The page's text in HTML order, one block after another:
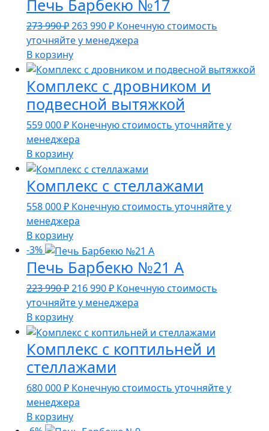
Печь Барбекю №17
273 990₽ Первоначальная
цена
составляла
273
990 ₽.
263 990₽Текущая
цена:
990 ₽.
Конечную стоимость
уточняйте у менеджера
В корзину
Комплекс с дровником и
подвесной вытяжкой
559 000₽ Конечную стоимость уточняйте у
менеджера
В корзину
Комплекс с стеллажами
558 000₽ Конечную стоимость уточняйте у
менеджера
В корзину
-3%
Печь Барбекю №21 А
223 990₽ Первоначальная
цена
составляла
223
990 ₽.
216 990₽Текущая
цена:
990 ₽.
Конечную стоимость
уточняйте у менеджера
В корзину
Комплекс с коптильней и
стеллажами
680 000₽ Конечную стоимость уточняйте у
менеджера
В корзину